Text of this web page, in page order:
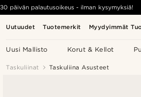
Uutuudet Tuotemerkit Myydyimmät
Uusi Mallisto Korut & Kellot
30 päivän palautusoikeus - ilman kysymyksiä!
Taskuliinat Taskuliina Asusteet